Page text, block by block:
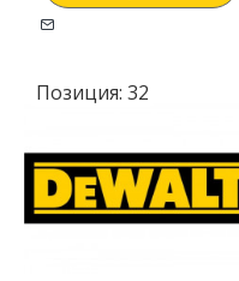
Позиция: 32